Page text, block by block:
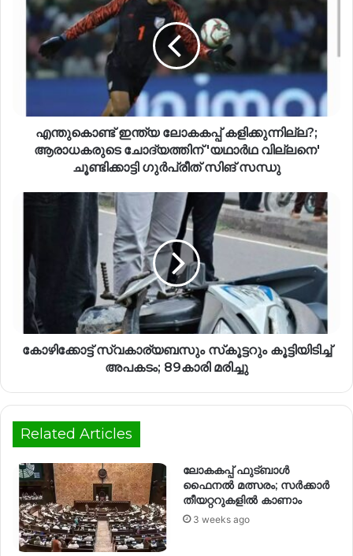
എന്തുകൊണ്ട് ഇന്ത്യ ലോകകപ്പ് കളിക്കുന്നില്ല?;
ആരാധകരുടെ ചോദ്യത്തിന് 'യഥാർഥ വില്ലനെ'
ചൂണ്ടിക്കാട്ടി ഗുർപ്രീത് സിങ് സന്ധു
കോഴിക്കോട്ട് സ്വകാര്യബസും സ്‌കൂട്ടറും കൂട്ടിയിടിച്ച്
അപകടം; 89കാരി മരിച്ചു
Related Articles
ലോകകപ്പ് ഫുട്ബാൾ
ഫൈനൽ മത്സരം; സര്‍ക്കാര്‍
തീയറ്ററുകളില്‍ കാണാം
3 weeks ago